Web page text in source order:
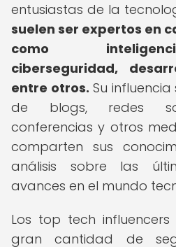
entusiastas de la
suelen ser expertos en
como
ciberseguridad,
entre otros. Su
de blogs, redes
conferencias y otros
comparten sus
análisis sobre las
avances en el mundo
Los top tech
gran cantidad de